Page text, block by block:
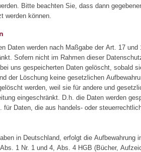
Bitte beachten Sie, dass dann
werden können.
Daten werden nach Maßgabe der Art. 17
Sofern nicht im Rahmen dieser
uns gespeicherten Daten gelöscht, sobald
der Löschung keine gesetzlichen
werden, weil sie für andere und
eingeschränkt. D.h. die Daten werden
Daten, die aus handels- oder
in Deutschland, erfolgt die Aufbewahrung
1 Nr. 1 und 4, Abs. 4 HGB (Bücher,